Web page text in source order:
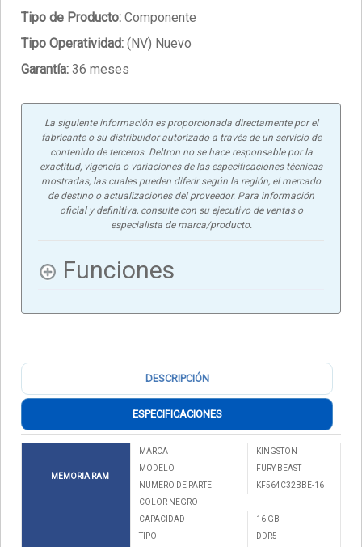
Tipo de Producto: Componente
Tipo Operatividad: (NV) Nuevo
Garantía: 36 meses
La siguiente información es proporcionada directamente por el
fabricante o su distribuidor autorizado a través de un servicio de
contenido de terceros. Deltron no se hace responsable por la
exactitud, vigencia o variaciones de las especificaciones técnicas
mostradas, las cuales pueden diferir según la región, el mercado
de destino o actualizaciones del proveedor. Para información
oficial y definitiva, consulte con su ejecutivo de ventas o
especialista de marca/producto.
Funciones
DESCRIPCIÓN
ESPECIFICACIONES
MEMORIA RAM
MARCA
KINGSTON
MODELO
FURY BEAST
NUMERO DE PARTE
KF564C32BBE-16
COLOR NEGRO
CAPACIDAD
16 GB
TIPO
DDR5